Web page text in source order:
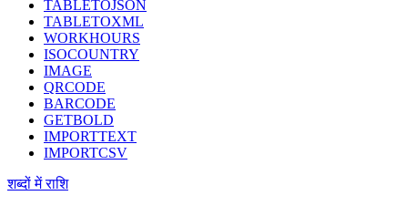
TABLETOJSON
TABLETOXML
WORKHOURS
ISOCOUNTRY
IMAGE
QRCODE
BARCODE
GETBOLD
IMPORTTEXT
IMPORTCSV
शब्दों में राशि